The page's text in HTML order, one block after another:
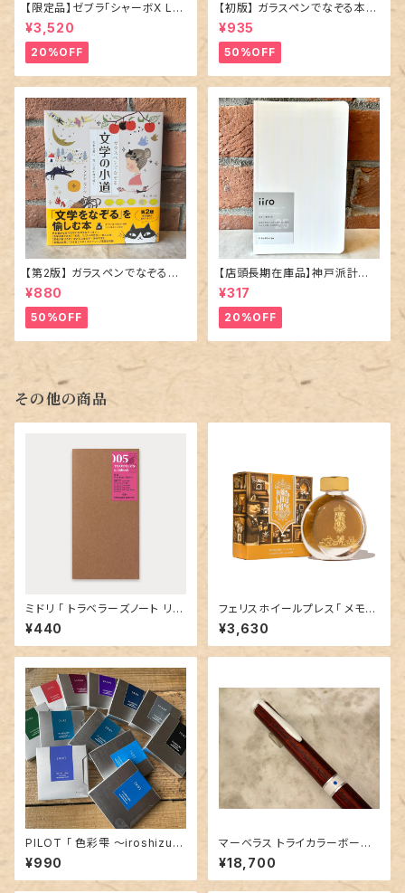
【限定品】ゼブラ「シャーボX LT
3 限定ニュアンスカラー」多機能
ペン／全4種
¥3,520
20%OFF
【初版】 ガラスペンでなぞる本 「
¥935
50%OFF
【第2版】 ガラスペンでなぞる本
¥880
50%OFF
【店頭長期在庫品】神戸派計画
「iiro（イーロ）25 stripe ｜スノ
ー・ホワイト」／7mm罫線ノート
¥317
20%OFF
その他の商品
ミドリ 「 トラベラーズノート リフ
¥440
フェリスホイールプレス「 メモリ
ーズインアンバー ( VINTAGE
PHOTOGRAPHER COLLEC
TION）」／38mlインク／ラメ入
¥3,630
PILOT 「 色彩雫 ～iroshizuk
u～ 万年筆用カートリッジイン
¥990
マーベラス トライカラーボール
ペン【ココボロ】③
¥18,700